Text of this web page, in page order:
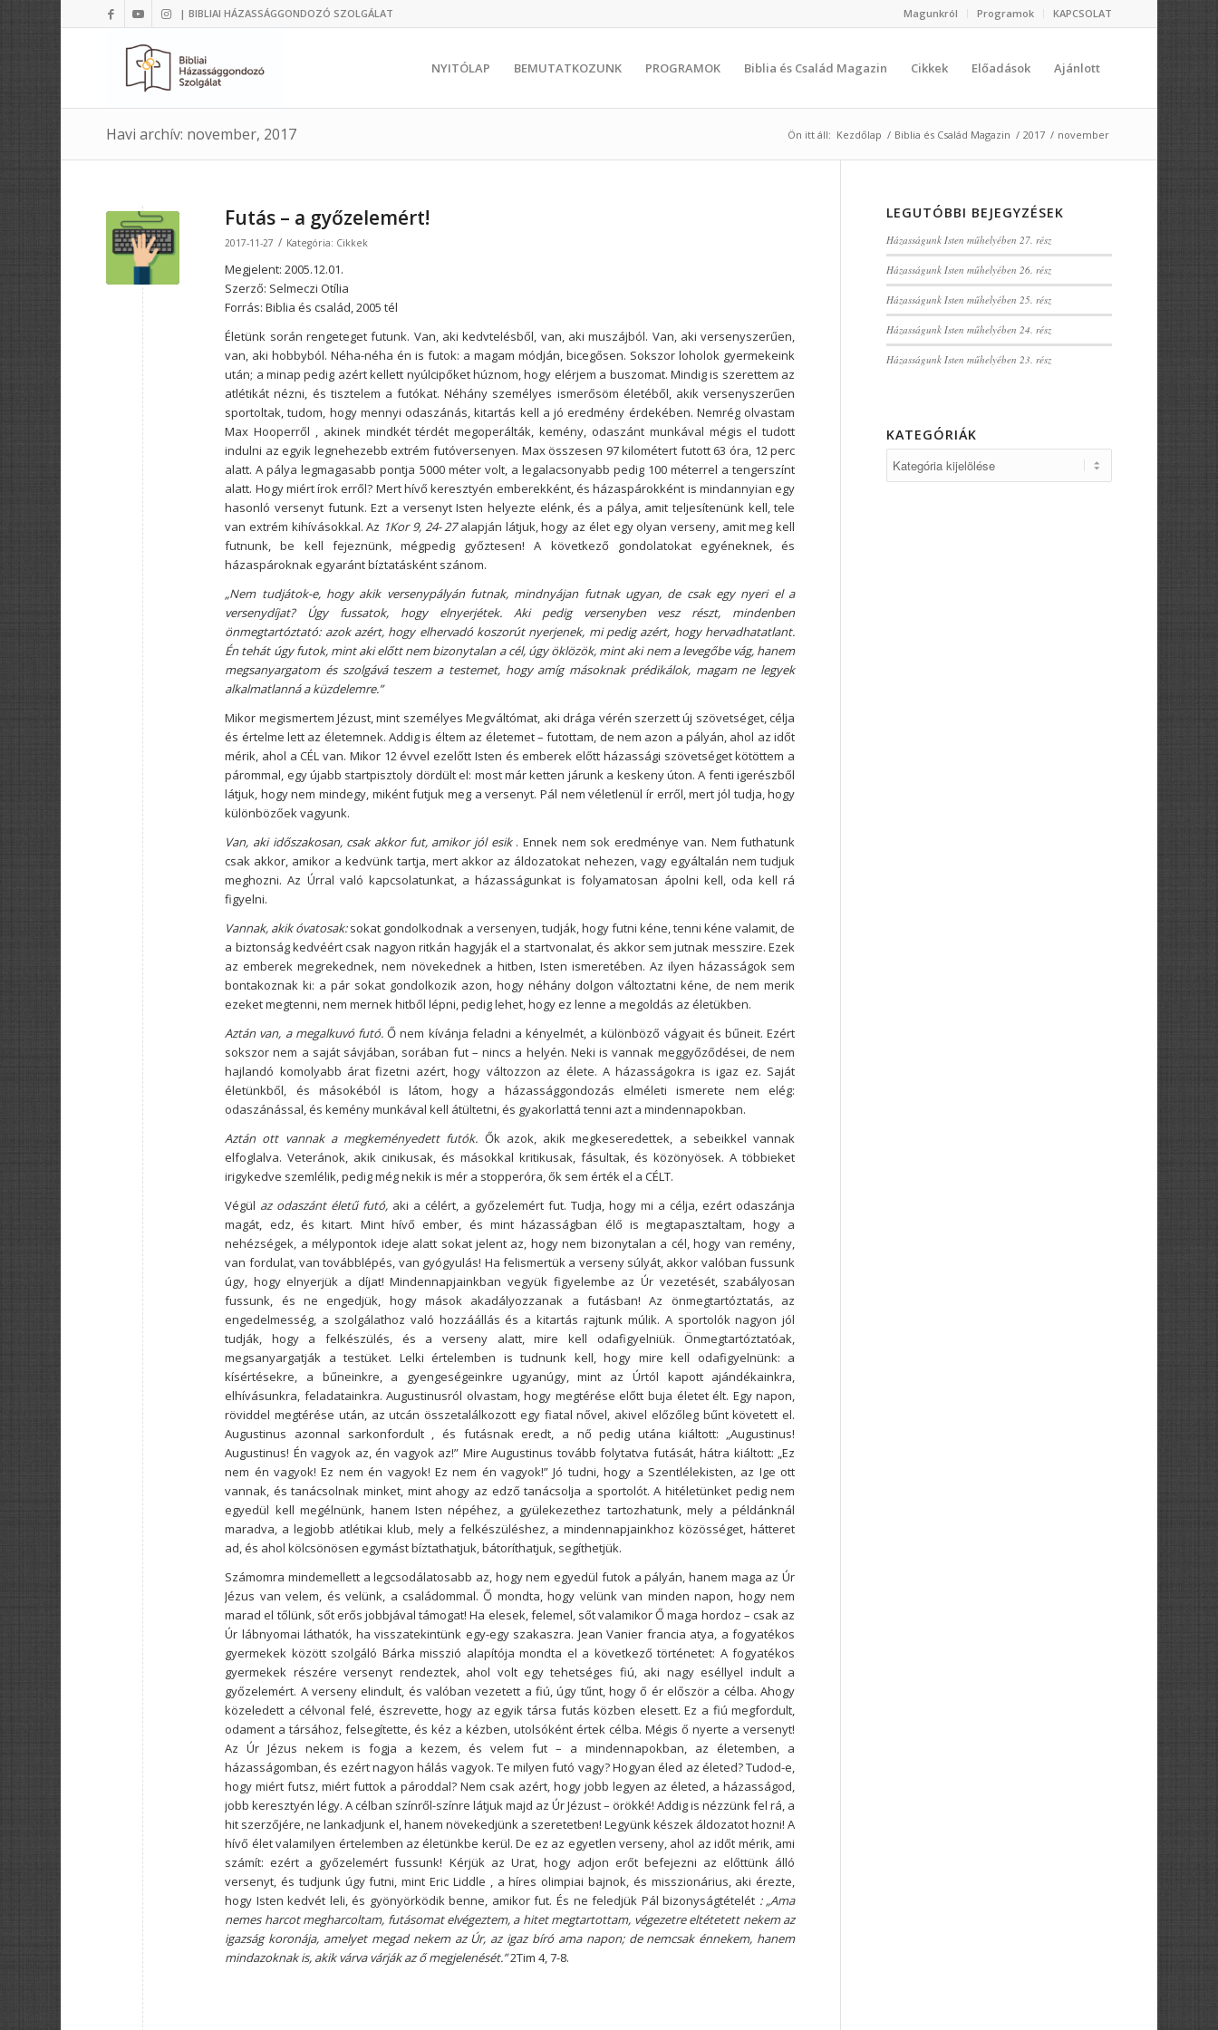
Magunkról Programok KAPCSOLAT
| BIBLIAI HÁZASSÁGGONDOZÓ SZOLGÁLAT
NYITÓLAP BEMUTATKOZUNK PROGRAMOK Biblia és Család Magazin Cikkek Előadások Ajánlott
Havi archív: november, 2017 Ön itt áll: Kezdőlap / Biblia és Család Magazin / 2017 / november
Futás – a győzelemért!
2017-11-27 / Kategória: Cikkek
Megjelent:2005.12.01.
Szerző: Selmeczi Otília
Forrás: Biblia és család, 2005 tél
Életünk során rengeteget futunk. Van, aki kedvtelésből, van, aki muszájból. Van, aki versenyszerűen,
van, aki hobbyból. Néha-néha én is futok: a magam módján, bicegősen. Sokszor loholok gyermekeink
után; a minap pedig azért kellett nyúlcipőket húznom, hogy elérjem a buszomat. Mindig is szerettem az
atlétikát nézni, és tisztelem a futókat. Néhány személyes ismerősöm életéből, akik versenyszerűen
sportoltak, tudom, hogy mennyi odaszánás, kitartás kell a jó eredmény érdekében. Nemrég olvastam
Max Hooperről , akinek mindkét térdét megoperálták, kemény, odaszánt munkával mégis el tudott
indulni az egyik legnehezebb extrém futóversenyen. Max összesen 97 kilométert futott 63 óra, 12 perc
alatt. A pálya legmagasabb pontja 5000 méter volt, a legalacsonyabb pedig 100 méterrel a tengerszínt
alatt. Hogy miért írok erről? Mert hívő keresztyén emberekként, és házaspárokként is mindannyian egy
hasonló versenyt futunk. Ezt a versenyt Isten helyezte elénk, és a pálya, amit teljesítenünk kell, tele
van extrém kihívásokkal. Az 1Kor 9, 24- 27alapján látjuk, hogy az élet egy olyan verseny, amit meg kell
futnunk, be kell fejeznünk, mégpedig győztesen! A következő gondolatokat egyéneknek, és
házaspároknak egyaránt bíztatásként szánom.
„Nem tudjátok-e, hogy akik versenypályán futnak, mindnyájan futnak ugyan, de csak egy nyeri el a
versenydíjat? Úgy fussatok, hogy elnyerjétek. Aki pedig versenyben vesz részt, mindenben
önmegtartóztató: azok azért, hogy elhervadó koszorút nyerjenek, mi pedig azért, hogy hervadhatatlant.
Én tehát úgy futok, mint aki előtt nem bizonytalan a cél, úgy öklözök, mint aki nem a levegőbe vág, hanem
megsanyargatom és szolgává teszem a testemet, hogy amíg másoknak prédikálok, magam ne legyek
alkalmatlanná a küzdelemre.”
Mikor megismertem Jézust, mint személyes Megváltómat, aki drága vérén szerzett új szövetséget, célja
és értelme lett az életemnek. Addig is éltem az életemet – futottam, de nem azon a pályán, ahol az időt
mérik, ahol a CÉL van. Mikor 12 évvel ezelőtt Isten és emberek előtt házassági szövetséget kötöttem a
párommal, egy újabb startpisztoly dördült el: most már ketten járunk a keskeny úton. A fenti igerészből
látjuk, hogy nem mindegy, miként futjuk meg a versenyt. Pál nem véletlenül ír erről, mert jól tudja, hogy
különbözőek vagyunk.
Van, aki időszakosan, csak akkor fut, amikor jól esik . Ennek nem sok eredménye van. Nem futhatunk
csak akkor, amikor a kedvünk tartja, mert akkor az áldozatokat nehezen, vagy egyáltalán nem tudjuk
meghozni. Az Úrral való kapcsolatunkat, a házasságunkat is folyamatosan ápolni kell, oda kell rá
figyelni.
Vannak, akik óvatosak:sokat gondolkodnak a versenyen, tudják, hogy futni kéne, tenni kéne valamit, de
a biztonság kedvéért csak nagyon ritkán hagyják el a startvonalat, és akkor sem jutnak messzire. Ezek
az emberek megrekednek, nem növekednek a hitben, Isten ismeretében. Az ilyen házasságok sem
bontakoznak ki: a pár sokat gondolkozik azon, hogy néhány dolgon változtatni kéne, de nem merik
ezeket megtenni, nem mernek hitből lépni, pedig lehet, hogy ez lenne a megoldás az életükben.
Aztán van, a megalkuvó futó.Ő nem kívánja feladni a kényelmét, a különböző vágyait és bűneit. Ezért
sokszor nem a saját sávjában, sorában fut – nincs a helyén. Neki is vannak meggyőződései, de nem
hajlandó komolyabb árat fizetni azért, hogy változzon az élete. A házasságokra is igaz ez. Saját
életünkből, és másokéból is látom, hogy a házassággondozás elméleti ismerete nem elég:
odaszánással, és kemény munkával kell átültetni, és gyakorlattá tenni azt a mindennapokban.
Aztán ott vannak a megkeményedett futók. Ők azok, akik megkeseredettek, a sebeikkel vannak
elfoglalva. Veteránok, akik cinikusak, és másokkal kritikusak, fásultak, és közönyösek. A többieket
irigykedve szemlélik, pedig még nekik is mér a stopperóra, ők sem érték el a CÉLT.
Végül az odaszánt életű futó, aki a célért, a győzelemért fut. Tudja, hogy mi a célja, ezért odaszánja
magát, edz, és kitart. Mint hívő ember, és mint házasságban élő is megtapasztaltam, hogy a
nehézségek, a mélypontok ideje alatt sokat jelent az, hogy nem bizonytalan a cél, hogy van remény,
van fordulat, van továbblépés, van gyógyulás! Ha felismertük a verseny súlyát, akkor valóban fussunk
úgy, hogy elnyerjük a díjat! Mindennapjainkban vegyük figyelembe az Úr vezetését, szabályosan
fussunk, és ne engedjük, hogy mások akadályozzanak a futásban! Az önmegtartóztatás, az
engedelmesség, a szolgálathoz való hozzáállás és a kitartás rajtunk múlik. A sportolók nagyon jól
tudják, hogy a felkészülés, és a verseny alatt, mire kell odafigyelniük. Önmegtartóztatóak,
megsanyargatják a testüket. Lelki értelemben is tudnunk kell, hogy mire kell odafigyelnünk: a
kísértésekre, a bűneinkre, a gyengeségeinkre ugyanúgy, mint az Úrtól kapott ajándékainkra,
elhívásunkra, feladatainkra. Augustinusról olvastam, hogy megtérése előtt buja életet élt. Egy napon,
röviddel megtérése után, az utcán összetalálkozott egy fiatal nővel, akivel előzőleg bűnt követett el.
Augustinus azonnal sarkonfordult , és futásnak eredt, a nő pedig utána kiáltott: „Augustinus!
Augustinus! Én vagyok az, én vagyok az!” Mire Augustinus tovább folytatva futását, hátra kiáltott: „Ez
nem én vagyok! Ez nem én vagyok! Ez nem én vagyok!” Jó tudni, hogy a Szentlélekisten, az Ige ott
vannak, és tanácsolnak minket, mint ahogy az edző tanácsolja a sportolót. A hitéletünket pedig nem
egyedül kell megélnünk, hanem Isten népéhez, a gyülekezethez tartozhatunk, mely a példánknál
maradva, a legjobb atlétikai klub, mely a felkészüléshez, a mindennapjainkhoz közösséget, hátteret
ad, és ahol kölcsönösen egymást bíztathatjuk, bátoríthatjuk, segíthetjük.
Számomra mindemellett a legcsodálatosabb az, hogy nem egyedül futok a pályán, hanem maga az Úr
Jézus van velem, és velünk, a családommal. Ő mondta, hogy velünk van minden napon, hogy nem
marad el tőlünk, sőt erős jobbjával támogat! Ha elesek, felemel, sőt valamikor Ő maga hordoz – csak az
Úr lábnyomai láthatók, ha visszatekintünk egy-egy szakaszra. Jean Vanier francia atya, a fogyatékos
gyermekek között szolgáló Bárka misszió alapítója mondta el a következő történetet: A fogyatékos
gyermekek részére versenyt rendeztek, ahol volt egy tehetséges fiú, aki nagy eséllyel indult a
győzelemért. A verseny elindult, és valóban vezetett a fiú, úgy tűnt, hogy ő ér először a célba. Ahogy
közeledett a célvonal felé, észrevette, hogy az egyik társa futás közben elesett. Ez a fiú megfordult,
odament a társához, felsegítette, és kéz a kézben, utolsóként értek célba. Mégis ő nyerte a versenyt!
Az Úr Jézus nekem is fogja a kezem, és velem fut – a mindennapokban, az életemben, a
házasságomban, és ezért nagyon hálás vagyok. Te milyen futó vagy? Hogyan éled az életed? Tudod-e,
hogy miért futsz, miért futtok a pároddal? Nem csak azért, hogy jobb legyen az életed, a házasságod,
jobb keresztyén légy. A célban színről-színre látjuk majd az Úr Jézust – örökké! Addig is nézzünk fel rá, a
hit szerzőjére, ne lankadjunk el, hanem növekedjünk a szeretetben! Legyünk készek áldozatot hozni! A
hívő élet valamilyen értelemben az életünkbe kerül. De ez az egyetlen verseny, ahol az időt mérik, ami
számít: ezért a győzelemért fussunk! Kérjük az Urat, hogy adjon erőt befejezni az előttünk álló
versenyt, és tudjunk úgy futni, mint Eric Liddle , a híres olimpiai bajnok, és misszionárius, aki érezte,
hogy Isten kedvét leli, és gyönyörködik benne, amikor fut. És ne feledjük Pál bizonyságtételét : „Ama
nemes harcot megharcoltam, futásomat elvégeztem, a hitet megtartottam, végezetre eltétetett nekem az
igazság koronája, amelyet megad nekem az Úr, az igaz bíró ama napon; de nemcsak énnekem, hanem
mindazoknak is, akik várva várják az ő megjelenését.”2Tim 4, 7-8.
LEGUTÓBBI BEJEGYZÉSEK
Házasságunk Isten műhelyében 27. rész
Házasságunk Isten műhelyében 26. rész
Házasságunk Isten műhelyében 25. rész
Házasságunk Isten műhelyében 24. rész
Házasságunk Isten műhelyében 23. rész
KATEGÓRIÁK